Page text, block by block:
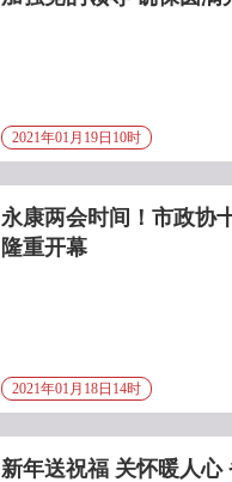
2021年01月19日10时
永康两会时间！市政协
隆重开幕
2021年01月18日14时
新年送祝福 关怀暖人心